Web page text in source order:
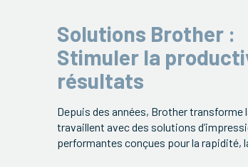
Solutions Brother :
Stimuler la
résultats
Depuis des années, Brother
travaillent avec des solutions
performantes conçues pour la rapidité,